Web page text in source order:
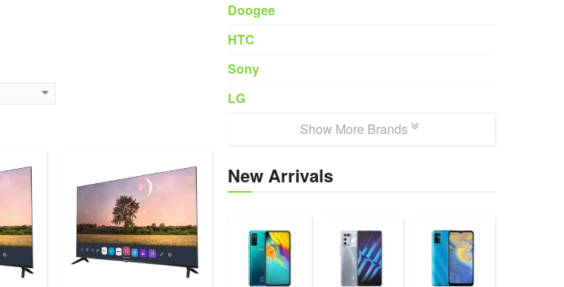
Doogee
HTC
Sony
LG
Show More Brands
New Arrivals